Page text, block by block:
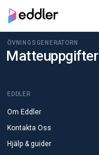
ÖVNINGSGENERATORN
Matteuppgifter
EDDLER
Om Eddler
Kontakta Oss
Hjälp & guider